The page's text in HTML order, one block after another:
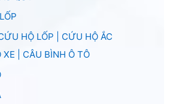
HỘ LỐP | CỨU HỘ ẮC
XE | CÂU BÌNH Ô TÔ